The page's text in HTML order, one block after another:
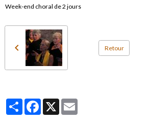
Week-end choral de 2 jours
Retour
PartagerFacebook
X